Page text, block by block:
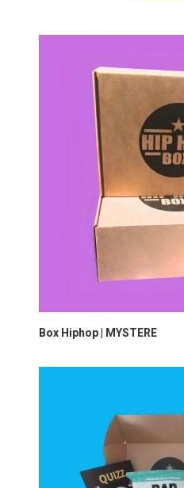
Box Hiphop | MYSTERE